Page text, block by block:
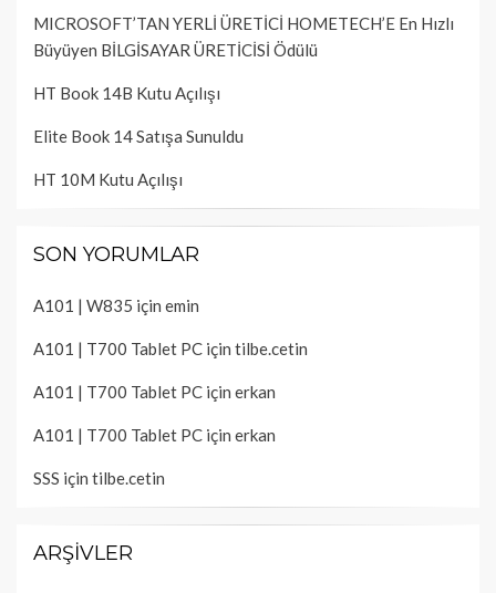
MICROSOFT’TAN YERLİ ÜRETİCİ HOMETECH’E En Hızlı
Büyüyen BİLGİSAYAR ÜRETİCİSİ Ödülü
HT Book 14B Kutu Açılışı
Elite Book 14 Satışa Sunuldu
HT 10M Kutu Açılışı
SON YORUMLAR
A101 | W835 için emin
A101 | T700 Tablet PC için tilbe.cetin
A101 | T700 Tablet PC için erkan
A101 | T700 Tablet PC için erkan
SSS için tilbe.cetin
ARŞIVLER